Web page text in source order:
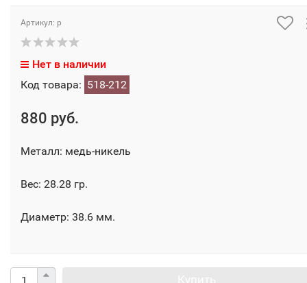
Артикул: р
Нет в наличии
Код товара: 518-212
880 руб.
Металл: медь-никель
Вес: 28.28 гр.
Диаметр: 38.6 мм.